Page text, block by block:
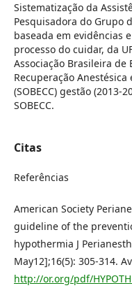
Sistematização da
Pesquisadora do Grupo
baseada em evidências
processo do cuidar, da
Associação Brasileira
Recuperação
(SOBECC) gestão (2013-
SOBECC.
Citas
Referências
American Society
guideline of the
hypothermia J
May12];16(5): 305-314.
http://or.org/pdf/